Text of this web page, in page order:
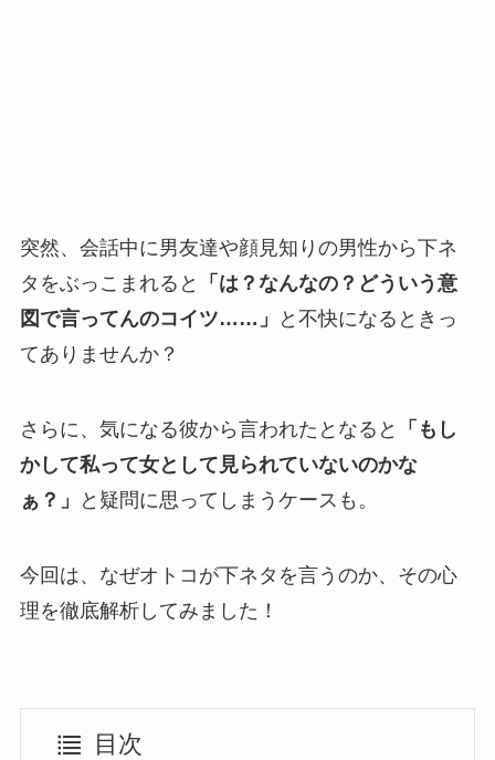
突然、会話中に男友達や顔見知りの男性から下ネ
タをぶっこまれると
「は？なんなの？どういう意
図で言ってんのコイツ……」
と不快になるときっ
てありませんか？
さらに、気になる彼から言われたとなると
「もし
かして私って女として見られていないのかな
ぁ？」
と疑問に思ってしまうケースも。
今回は、なぜオトコが下ネタを言うのか、その心
理を徹底解析してみました！
目次